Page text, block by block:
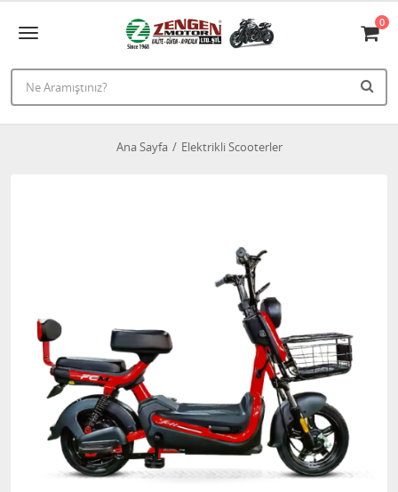
0
Ana Sayfa Elektrikli Scooterler